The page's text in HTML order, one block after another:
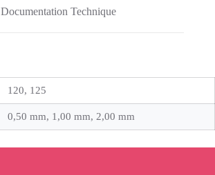
Documentation Technique
120, 125
0,50 mm, 1,00 mm, 2,00 mm